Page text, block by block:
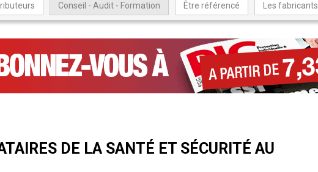
Conseil - Audit - Formation Être référencé Les fabricants
DE LA SANTÉ ET SÉCURITÉ AU